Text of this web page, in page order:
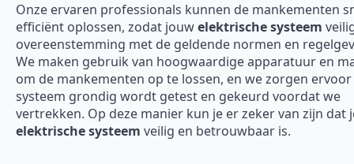
Onze ervaren professionals kunnen de mankementen
efficiënt oplossen, zodat jouwelektrische systeem
overeenstemming met de geldende normen en
We maken gebruik van hoogwaardige apparatuur en
om de mankementen op te lossen, en we zorgen
systeem grondig wordt getest en gekeurd voordat we
vertrekken. Op deze manier kun je er zeker van zijn dat
elektrische systeem veilig en betrouwbaar is.